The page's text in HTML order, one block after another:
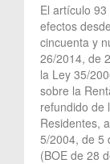
El artículo
efectos
cincuenta y
26/2014, de
la Ley 35/
sobre la
refundido de
Residentes,
5/2004, de 5
(BOE de 28